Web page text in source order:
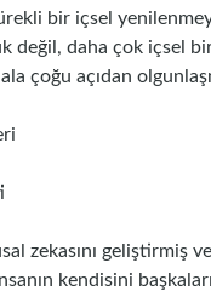
bir içsel
değil, daha çok içsel
çoğu açıdan
zekasını geliştirmiş
kendisini